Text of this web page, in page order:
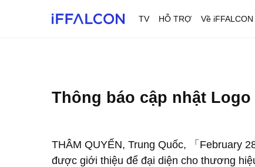
TV HỖ TRỢ Về iFFALCON
Thông báo cập nhật Logo
THÂM QUYẾN, Trung Quốc, 「February
được giới thiệu để đại diện cho thương